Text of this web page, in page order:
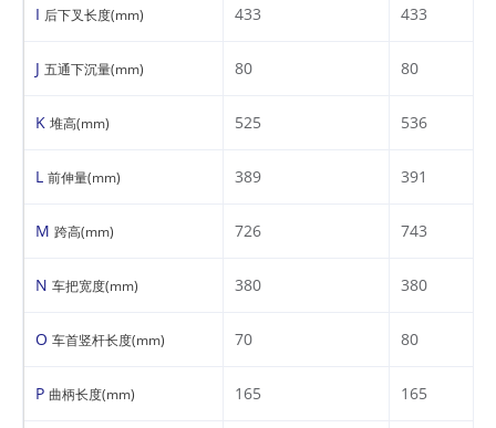
I 后下叉长度(mm) 433 433
J 五通下沉量(mm) 80 80
K 堆高(mm) 525 536
L 前伸量(mm) 389 391
M 跨高(mm) 726 743
N 车把宽度(mm) 380 380
O 车首竖杆长度(mm) 70 80
P 曲柄长度(mm) 165 165